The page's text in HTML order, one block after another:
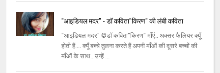
"आइडियल मदर" - डॉ कविता"किरण" की लंबी कविता
"आइडियल मदर" ©डॉ कविता"किरण" माँएं.. अक्सर फैलियर क्यूँ
होती हैं.... क्यूँ बच्चे तुलना करते हैं अपनी माँओं की दूसरे बच्चों की
माँओं के साथ.. उन्हें ...